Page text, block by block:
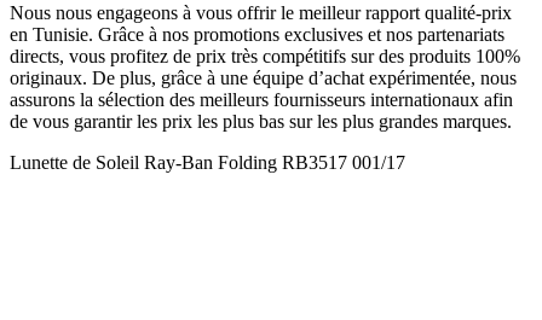
Nous nous engageons à vous offrir le meilleur rapport qualité-prix
en Tunisie. Grâce à nos promotions exclusives et nos partenariats
directs, vous profitez de prix très compétitifs sur des produits 100%
originaux. De plus, grâce à une équipe d’achat expérimentée, nous
assurons la sélection des meilleurs fournisseurs internationaux afin
de vous garantir les prix les plus bas sur les plus grandes marques.
Lunette de Soleil Ray-Ban Folding RB3517 001/17